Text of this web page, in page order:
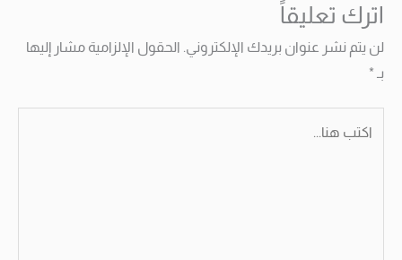
اترك تعليقاً
لن يتم نشر عنوان بريدك الإلكتروني. الحقول الإلزامية مشار إليها
بـ *